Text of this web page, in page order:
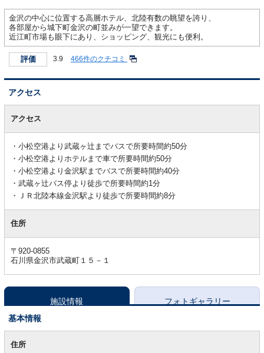
金沢の中心に位置する高層ホテル、北陸有数の眺望を誇り、
各部屋から城下町金沢の町並みが一望できます。
近江町市場も眼下にあり、ショッピング、観光にも便利。
評価 3.9 466件のクチコミ
アクセス
アクセス
小松空港より武蔵ヶ辻までバスで所要時間約50分
小松空港よりホテルまで車で所要時間約50分
小松空港より金沢駅までバスで所要時間約40分
武蔵ヶ辻バス停より徒歩で所要時間約1分
ＪＲ北陸本線金沢駅より徒歩で所要時間約8分
住所
〒920-0855
石川県金沢市武蔵町１５－１
施設情報
フォトギャラリー
基本情報
本住所